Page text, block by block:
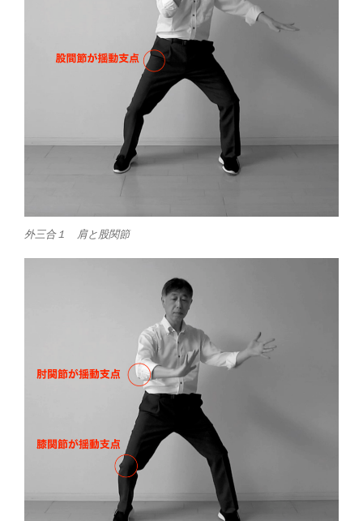
外三合１ 肩と股関節